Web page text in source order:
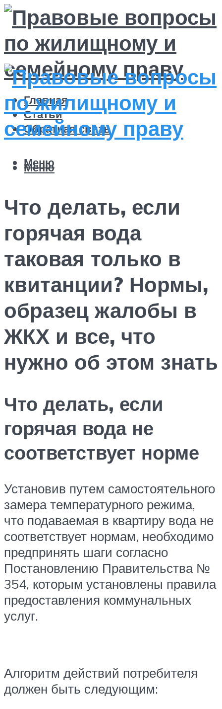
Главная
Статьи
Обратная связь
Меню
Меню
Что делать, если
горячая вода
таковая только в
квитанции? Нормы,
образец жалобы в
ЖКХ и все, что
нужно об этом знать
Что делать, если
горячая вода не
соответствует норме
Установив путем самостоятельного
замера температурного режима,
что подаваемая в квартиру вода не
соответствует нормам, необходимо
предпринять шаги согласно
Постановлению Правительства №
354, которым установлены правила
предоставления коммунальных
услуг.
Алгоритм действий потребителя
должен быть следующим: